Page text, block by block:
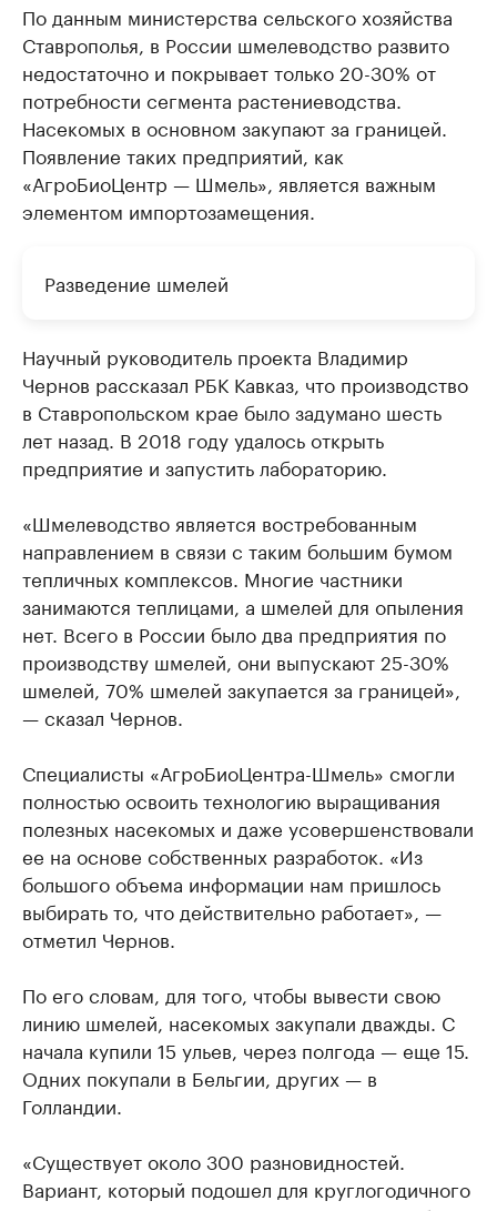
По данным министерства сельского хозяйства
Ставрополья, в России шмелеводство развито
недостаточно и покрывает только 20-30% от
потребности сегмента растениеводства.
Насекомых в основном закупают за границей.
Появление таких предприятий, как
«АгроБиоЦентр — Шмель», является важным
элементом импортозамещения.
Разведение шмелей
Научный руководитель проекта Владимир
Чернов рассказал РБК Кавказ, что производство
в Ставропольском крае было задумано шесть
лет назад. В 2018 году удалось открыть
предприятие и запустить лабораторию.
«Шмелеводство является востребованным
направлением в связи с таким большим бумом
тепличных комплексов. Многие частники
занимаются теплицами, а шмелей для опыления
нет. Всего в России было два предприятия по
производству шмелей, они выпускают 25-30%
шмелей, 70% шмелей закупается за границей»,
— сказал Чернов.
Специалисты «АгроБиоЦентра-Шмель» смогли
полностью освоить технологию выращивания
полезных насекомых и даже усовершенствовали
ее на основе собственных разработок. «Из
большого объема информации нам пришлось
выбирать то, что действительно работает», —
отметил Чернов.
По его словам, для того, чтобы вывести свою
линию шмелей, насекомых закупали дважды. С
начала купили 15 ульев, через полгода — еще 15.
Одних покупали в Бельгии, других — в
Голландии.
«Существует около 300 разновидностей.
Вариант, который подошел для круглогодичного